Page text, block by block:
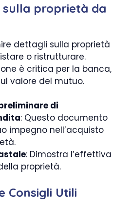
proprietà da
dettagli sulla proprietà
o ristrutturare.
è critica per la banca,
valore del mutuo.
di
: Questo documento
impegno nell’acquisto
: Dimostra l’effettiva
proprietà.
Consigli Utili